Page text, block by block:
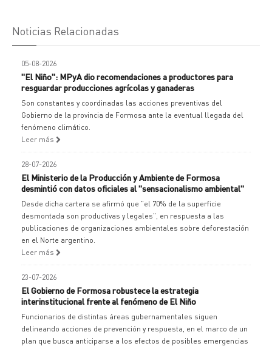
Noticias Relacionadas
05-08-2026
"El Niño": MPyA dio recomendaciones a productores para
resguardar producciones agrícolas y ganaderas
Son constantes y coordinadas las acciones preventivas del
Gobierno de la provincia de Formosa ante la eventual llegada del
fenómeno climático.
Leer más
28-07-2026
El Ministerio de la Producción y Ambiente de Formosa
desmintió con datos oficiales al "sensacionalismo ambiental"
Desde dicha cartera se afirmó que "el 70% de la superficie
desmontada son productivas y legales", en respuesta a las
publicaciones de organizaciones ambientales sobre deforestación
en el Norte argentino.
Leer más
23-07-2026
El Gobierno de Formosa robustece la estrategia
interinstitucional frente al fenómeno de El Niño
Funcionarios de distintas áreas gubernamentales siguen
delineando acciones de prevención y respuesta, en el marco de un
plan que busca anticiparse a los efectos de posibles emergencias